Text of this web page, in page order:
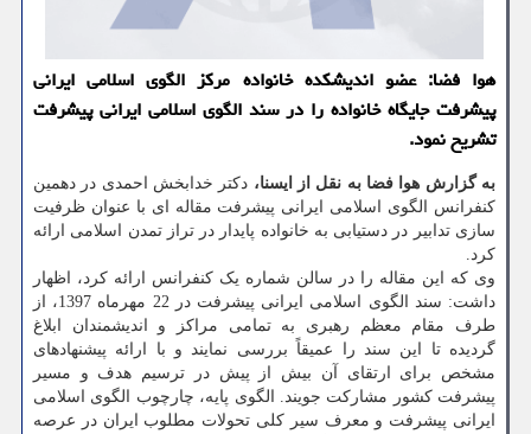
هوا فضا: عضو اندیشکده خانواده مرکز الگوی اسلامی ایرانی
پیشرفت جایگاه خانواده را در سند الگوی اسلامی ایرانی پیشرفت
تشریح نمود.
به گزارش هوا فضا به نقل از ایسنا، دکتر خدابخش احمدی در دهمین
کنفرانس الگوی اسلامی ایرانی پیشرفت مقاله ای با عنوان ظرفیت
سازی تدابیر در دستیابی به خانواده پایدار در تراز تمدن اسلامی ارائه
کرد.
وی که این مقاله را در سالن شماره یک کنفرانس ارائه کرد، اظهار
داشت: سند الگوی اسلامی ایرانی پیشرفت در 22 مهرماه 1397، از
طرف مقام معظم رهبری به تمامی مراکز و اندیشمندان ابلاغ
گردیده تا این سند را عمیقاً بررسی نمایند و با ارائه پیشنهادهای
مشخص برای ارتقای آن بیش از پیش در ترسیم هدف و مسیر
پیشرفت کشور مشارکت جویند. الگوی پایه، چارچوب الگوی اسلامی
ایرانی پیشرفت و معرف سیر کلی تحولات مطلوب ایران در عرصه